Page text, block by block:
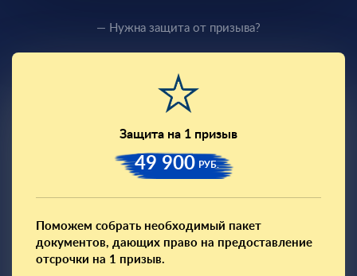
— Нужна защита от призыва?
Защита на 1 призыв
49 900 РУБ.
Поможем собрать необходимый пакет
документов, дающих право на предоставление
отсрочки на 1 призыв.